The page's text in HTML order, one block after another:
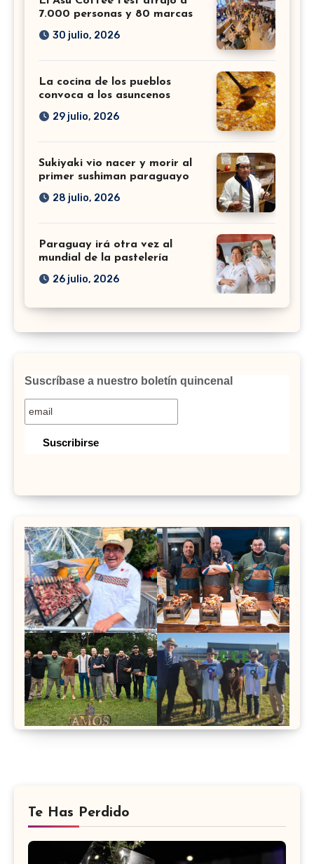
7.000 personas y 80 marcas
30 julio, 2026
La cocina de los pueblos
convoca a los asuncenos
29 julio, 2026
Sukiyaki vio nacer y morir al
primer sushiman paraguayo
28 julio, 2026
Paraguay irá otra vez al
mundial de la pastelería
26 julio, 2026
Suscríbase a nuestro boletín quincenal
Te Has Perdido